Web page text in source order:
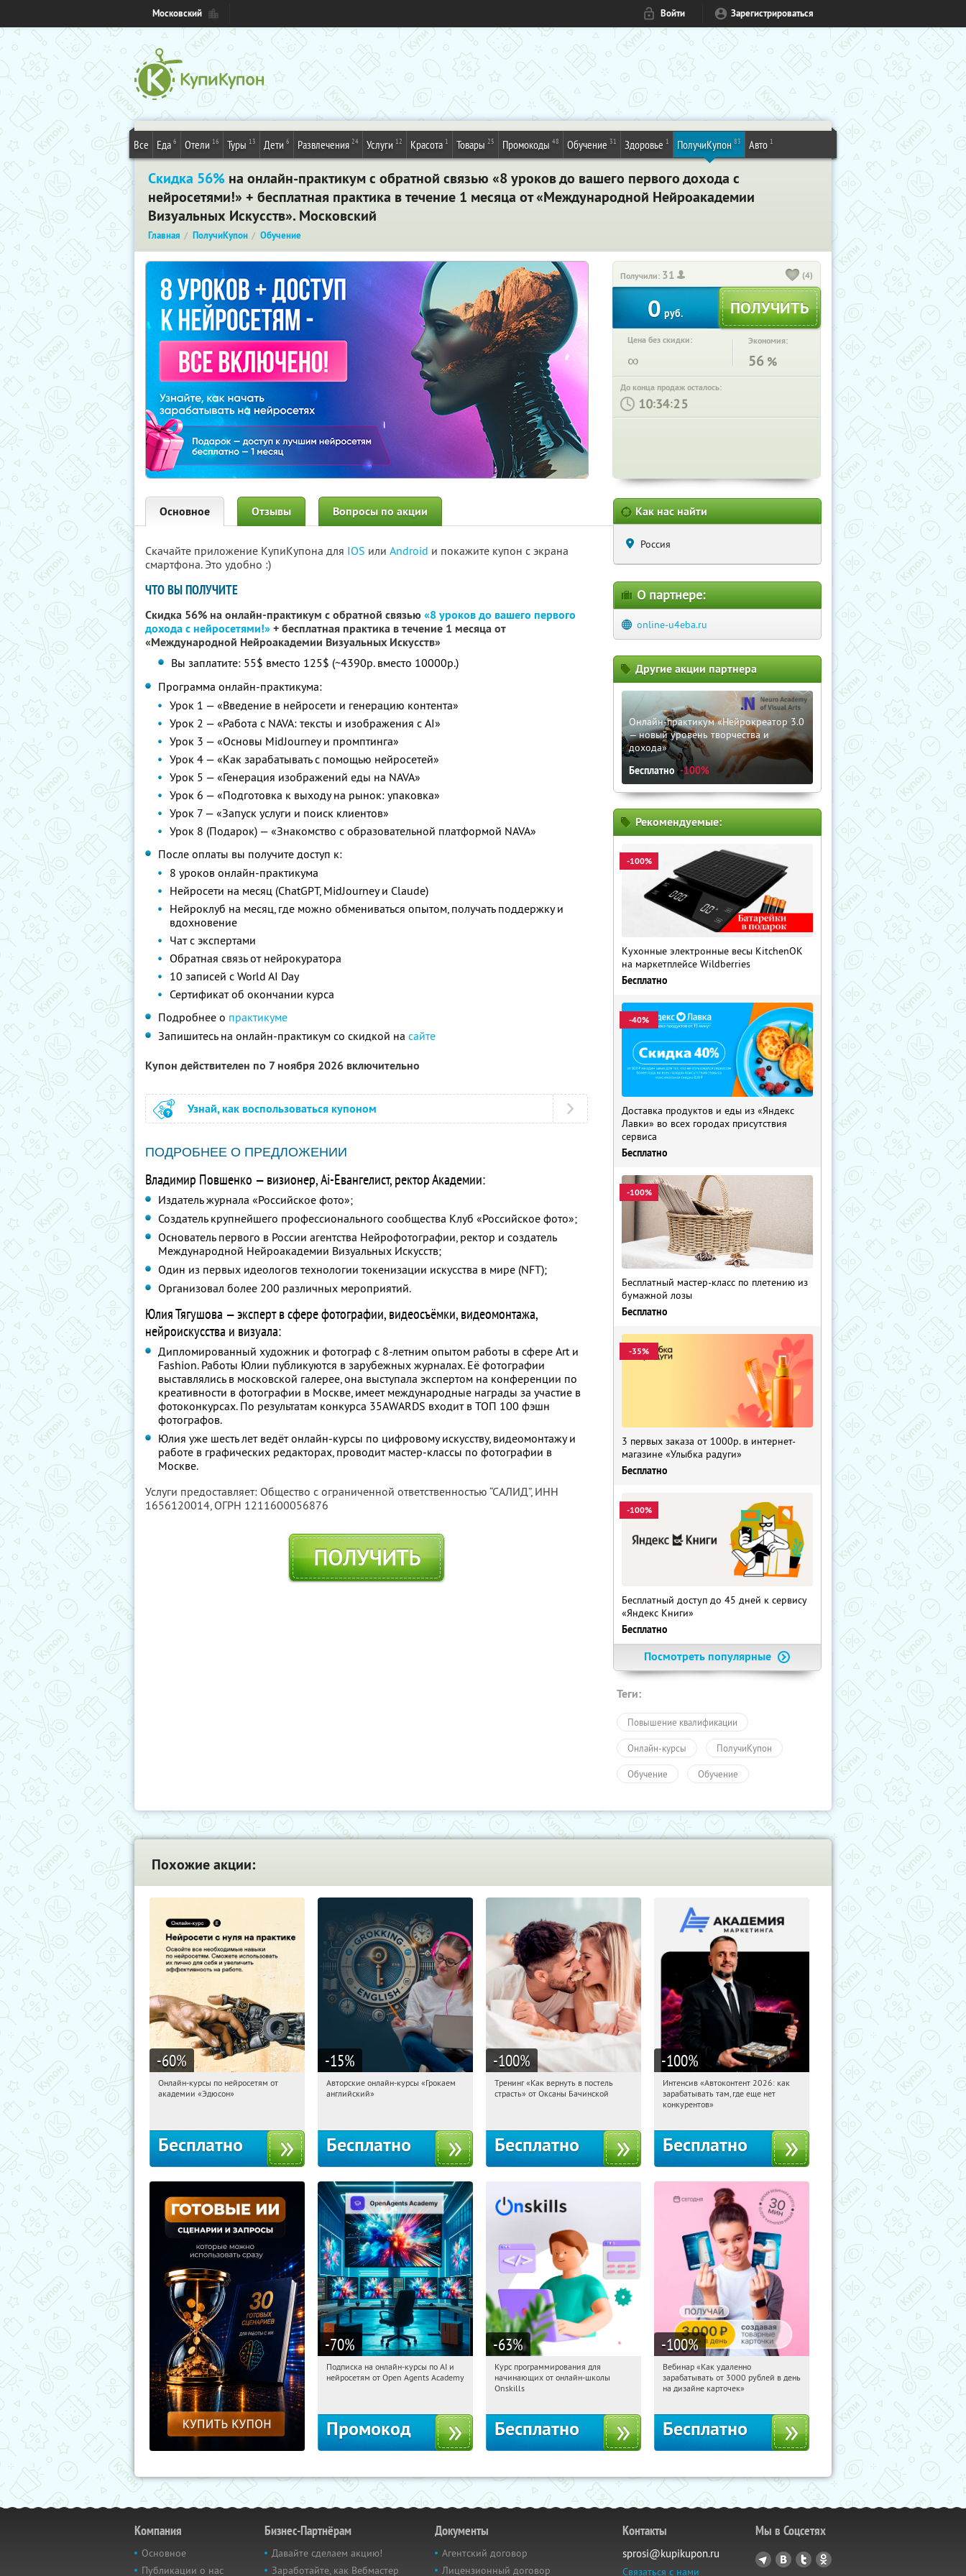
Московский Войти Зарегистрироваться
Все Еда 6 Отели 16 Туры 13 Дети 6 Развлечения 24 Услуги 12 Красота 1 Товары 25 Промокоды 48 Обучение 31 Здоровье 1 ПолучиКупон 83 Авто 1
Скидка 56% на онлайн-практикум с обратной связью «8 уроков до вашего первого дохода с
нейросетями!» + бесплатная практика в течение 1 месяца от «Международной Нейроакадемии
Визуальных Искусств». Московский
Главная ПолучиКупон Обучение
Получили: 31 (4)
0 руб.
Цена без скидки:
∞
Экономия:
56 %
До конца продаж осталось:
: :
Основное Отзывы Вопросы по акции
Скачайте приложение КупиКупона для IOS или Android и покажите купон с экрана
смартфона. Это удобно :)
ЧТО ВЫ ПОЛУЧИТЕ
Скидка 56% на онлайн-практикум с обратной связью«8 уроков до вашего первого
дохода с нейросетями!»+ бесплатная практика в течение 1 месяца от
«Международной Нейроакадемии Визуальных Искусств»
Вы заплатите: 55$ вместо 125$ (~4390р. вместо 10000р.)
Программа онлайн-практикума:
Урок 1 — «Введение в нейросети и генерацию контента»
Урок 2 — «Работа с NAVA: тексты и изображения с AI»
Урок 3 — «Основы MidJourney и промптинга»
Урок 4 — «Как зарабатывать с помощью нейросетей»
Урок 5 — «Генерация изображений еды на NAVA»
Урок 6 — «Подготовка к выходу на рынок: упаковка»
Урок 7 — «Запуск услуги и поиск клиентов»
Урок 8 (Подарок) — «Знакомство с образовательной платформой NAVA»
После оплаты вы получите доступ к:
8 уроков онлайн-практикума
Нейросети на месяц (ChatGPT, MidJourney и Claude)
Нейроклуб на месяц, где можно обмениваться опытом, получать поддержку и
вдохновение
Чат с экспертами
Обратная связь от нейрокуратора
10 записей с World AI Day
Сертификат об окончании курса
Подробнее о практикуме
Запишитесь на онлайн-практикум со скидкой на сайте
Купон действителен по 7 ноября 2026 включительно
Узнай, как воспользоваться купоном
ПОДРОБНЕЕ О ПРЕДЛОЖЕНИИ
Владимир Повшенко — визионер, Ai-Евангелист, ректор Академии:
Издатель журнала «Российское фото»;
Создатель крупнейшего профессионального сообщества Клуб «Российское фото»;
Основатель первого в России агентства Нейрофотографии, ректор и создатель
Международной Нейроакадемии Визуальных Искусств;
Один из первых идеологов технологии токенизации искусства в мире (NFT);
Организовал более 200 различных мероприятий.
Юлия Тягушова — эксперт в сфере фотографии, видеосъёмки, видеомонтажа,
нейроискусства и визуала:
Дипломированный художник и фотограф с 8-летним опытом работы в сфере Art и
Fashion. Работы Юлии публикуются в зарубежных журналах. Её фотографии
выставлялись в московской галерее, она выступала экспертом на конференции по
креативности в фотографии в Москве, имеет международные награды за участие в
фотоконкурсах. По результатам конкурса 35AWARDS входит в ТОП 100 фэшн
фотографов.
Юлия уже шесть лет ведёт онлайн-курсы по цифровому искусству, видеомонтажу и
работе в графических редакторах, проводит мастер-классы по фотографии в
Москве.
Услуги предоставляет: Общество с ограниченной ответственностью “САЛИД”, ИНН
1656120014, ОГРН 1211600056876
ПОЛУЧИТЬ
Как нас найти
Россия
О партнере:
online-u4eba.ru
Другие акции партнера
Онлайн-практикум «Нейрокреатор 3.0
— новый уровень творчества и
дохода»
Бесплатно -100%
Рекомендуемые:
-100%
Кухонные электронные весы KitchenOK
на маркетплейсе Wildberries
Бесплатно
-40%
Доставка продуктов и еды из «Яндекс
Лавки» во всех городах присутствия
сервиса
Бесплатно
-100%
Бесплатный мастер-класс по плетению из
бумажной лозы
Бесплатно
-35%
3 первых заказа от 1000р. в интернет-
магазине «Улыбка радуги»
Бесплатно
-100%
Бесплатный доступ до 45 дней к сервису
«Яндекс Книги»
Бесплатно
Посмотреть популярные
Теги:
Повышение квалификации
Онлайн-курсы ПолучиКупон
Обучение Обучение
Похожие акции:
-60%
13:34:20 Получили:
Онлайн-курсы по нейросетям от
академии «Эдюсон»
Бесплатно
-15%
13:34:20 Получили:
Авторские онлайн-курсы «Грокаем
английский»
Бесплатно
-100%
13:34:20 Получили:
Тренинг «Как вернуть в постель
страсть» от Оксаны Бачинской
Бесплатно
-100%
13:34:20 Получили:
Россия
Интенсив «Автоконтент 2026: как
зарабатывать там, где еще нет
конкурентов»
Бесплатно
-70%
13:34:20 Получили:
Подписка на онлайн-курсы по AI и
нейросетям от Open Agents Academy
Промокод
-63%
13:34:20 Получили:
Россия
Курс программирования для
начинающих от онлайн-школы
Onskills
Бесплатно
-100%
13:34:20 Получили:
Россия
Вебинар «Как удаленно
зарабатывать от 3000 рублей в день
на дизайне карточек»
Бесплатно
Компания
Основное
Публикации о нас
Бизнес-Партнёрам
Давайте сделаем акцию!
Заработайте, как Вебмастер
Документы
Агентский договор
Лицензионный договор
Контакты
sprosi@kupikupon.ru
Связаться с нами
Мы в Соцсетях